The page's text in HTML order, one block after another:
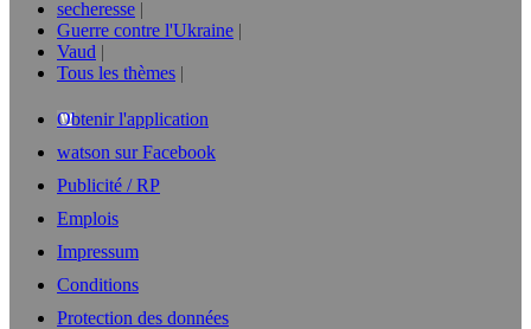
secheresse
Guerre contre l'Ukraine
Vaud
Tous les thèmes
Obtenir l'application
watson sur Facebook
Publicité / RP
Emplois
Impressum
Conditions
Protection des données